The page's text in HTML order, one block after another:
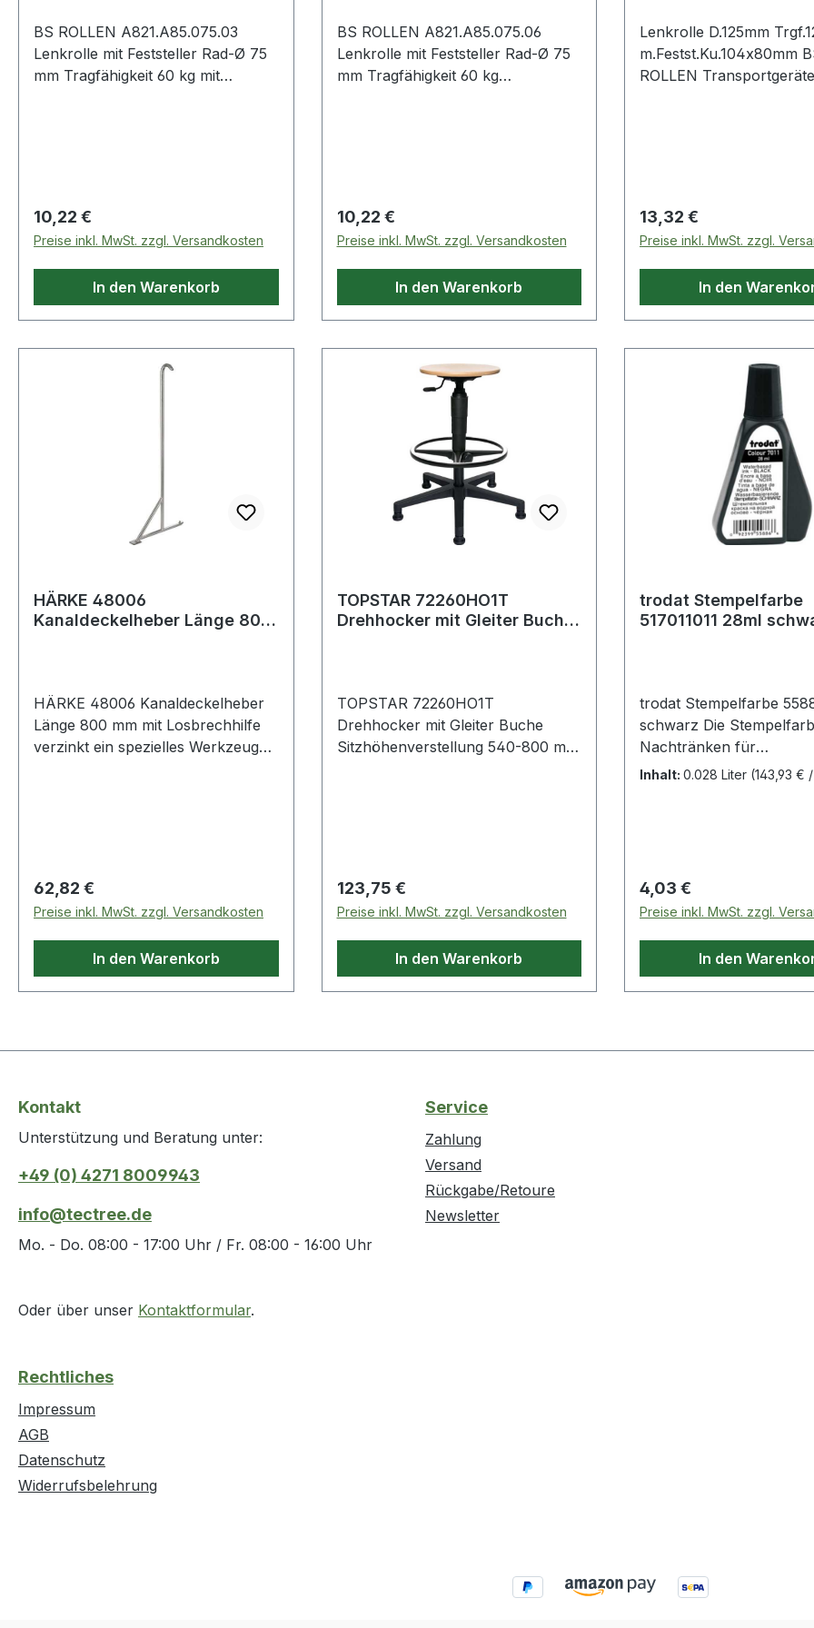
BS ROLLEN A821.A85.075.03
Lenkrolle mit Feststeller Rad-Ø 75
mm Tragfähigkeit 60 kg mit
Kunststoff rot · sehr hoher
Rollwiderstand · hohe
Verschleißbeständigkeit · mit
RückenlochWeitere technische
Eigenschaften:· Oberfläche
Gehäuse: schwarz· Ergänzung:
Stahlblech· Rückenloch-Ø: 10.2mm
Regulärer Preis:
10,22 €
Preise inkl. MwSt. zzgl. Versandkosten
In den Warenkorb
BS ROLLEN A821.A85.075.06
Lenkrolle mit Feststeller Rad-Ø 75
mm Tragfähigkeit 60 kg
zweireihiger Kugelkranz im
Gabelkopf · Kugellager ·
thermoplastisches Gummirad
schwarz · sehr hoher
Rollwiderstand · hohe
Verschleißbeständigkeit · mit
Eigenschaften:· Oberfläche
Gehäuse: schwarz· Ergänzung:
Standard· Material Gehäuse:
Stahlblech· Rückenloch-Ø: 10.2mm
Regulärer Preis:
10,22 €
Preise inkl. MwSt. zzgl. Versandkosten
In den Warenkorb
Lenkrolle D.125mm
m.Festst.Ku.104x80mm
ROLLEN
und nicht kreidend ·
Radkörper Kunststoff · mit
Plattenbefestigung ·
nachlaufend montiert
technische
Schraublochentfernung:
Regulärer Preis:
13,32 €
Preise inkl. MwSt. zzgl.
In den
HÄRKE 48006
Kanaldeckelheber Länge 800
HÄRKE 48006 Kanaldeckelheber
Länge 800 mm mit Losbrechhilfe
verzinkt ein spezielles Werkzeug
Oberfläche: verzinkt
Regulärer Preis:
62,82 €
Preise inkl. MwSt. zzgl. Versandkosten
In den Warenkorb
TOPSTAR 72260HO1T
Drehhocker mit Gleiter Buche
TOPSTAR 72260HO1T
Drehhocker mit Gleiter Buche
Sitzhöhenverstellung 540-800 mm
Bodengleitern und
höhenverstellbarem Alu-Fußring ·
Sitzhöhenverstellung mit
Sicherheitsgasfeder
Regulärer Preis:
123,75 €
Preise inkl. MwSt. zzgl. Versandkosten
In den Warenkorb
trodat Stempelfarbe
517011011 28ml
trodat Stempelfarbe
schwarz Die
Nachtränken für
Handstempelkissen.
bieten optimales
· Konturenschärfe und
Dokumentenechtheit.
Inhalt: 0.028 Liter (143,93 €
Regulärer Preis:
4,03 €
Preise inkl. MwSt. zzgl.
In den
Kontakt
Unterstützung und Beratung unter:
+49 (0) 4271 8009943
info@tectree.de
Mo. - Do. 08:00 - 17:00 Uhr / Fr. 08:00 - 16:00 Uhr
Oder über unser Kontaktformular.
Service
Zahlung
Versand
Rückgabe/Retoure
Newsletter
Rechtliches
Impressum
AGB
Datenschutz
Widerrufsbelehrung